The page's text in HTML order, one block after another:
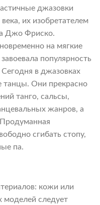
джазовки
их изобретателем
Джо Фриско.
на мягкие
популярность
в джазовках
танцы. Они прекрасно
танго, сальсы,
жанров, а
сгибать стопу,
па.
кожи или
моделей следует